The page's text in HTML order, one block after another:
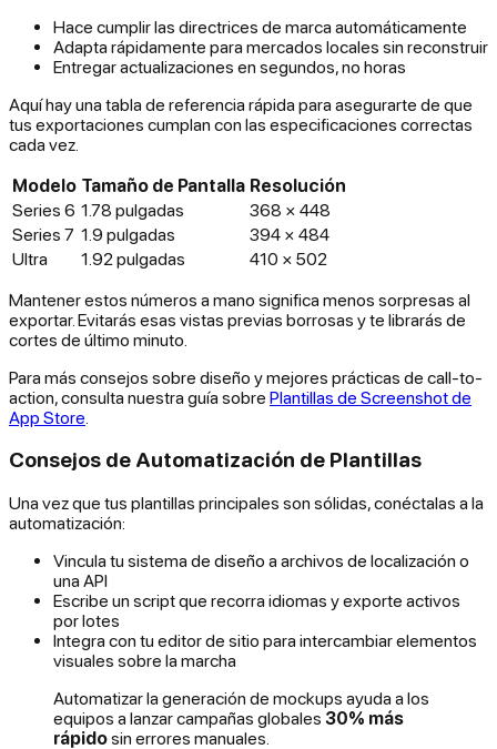
Hace cumplir las directrices de marca automáticamente
Adapta rápidamente para mercados locales sin reconstruir
Entregar actualizaciones en segundos, no horas
Aquí hay una tabla de referencia rápida para asegurarte de que
tus exportaciones cumplan con las especificaciones correctas
cada vez.
Modelo Tamaño de Pantalla Resolución
Series 6 1.78 pulgadas
368 × 448
Series 7 1.9 pulgadas
394 × 484
Ultra
1.92 pulgadas 410 × 502
Mantener estos números a mano significa menos sorpresas al
exportar. Evitarás esas vistas previas borrosas y te librarás de
cortes de último minuto.
Para más consejos sobre diseño y mejores prácticas de call-to-
action, consulta nuestra guía sobre Plantillas de Screenshot de
App Store
Consejos de Automatización de Plantillas
Una vez que tus plantillas principales son sólidas, conéctalas a la
automatización:
Vincula tu sistema de diseño a archivos de localización o
una API
Escribe un script que recorra idiomas y exporte activos
por lotes
Integra con tu editor de sitio para intercambiar elementos
visuales sobre la marcha
Automatizar la generación de mockups ayuda a los
equipos a lanzar campañas globales 30% más
rápidosin errores manuales.